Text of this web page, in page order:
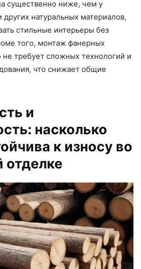
существенно ниже, чем у
натуральных материалов,
стильные интерьеры без
того, монтаж фанерных
требует сложных технологий и
что снижает общие
и
насколько
к износу во
отделке